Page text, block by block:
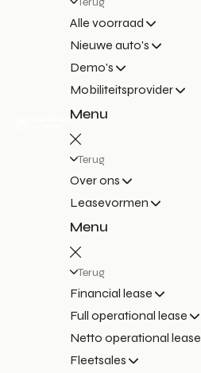
Alle voorraad
Nieuwe auto's
Demo's
Mobiliteitsprovider
Menu
Terug
Over ons
Leasevormen
Menu
Terug
Financial lease
Full operational lease
Netto operational lease
Fleetsales